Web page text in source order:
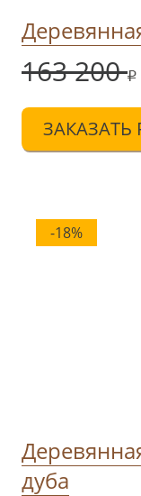
163 200
ЗАКАЗАТЬ
-18%
дуба